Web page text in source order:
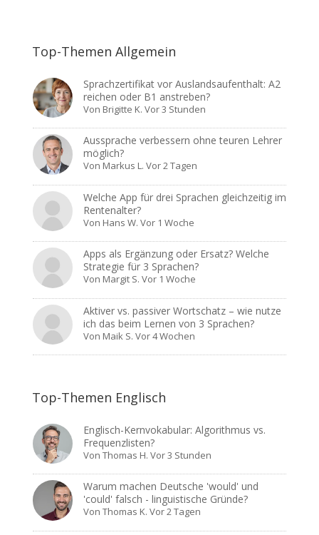
Top-Themen Allgemein
Sprachzertifikat vor Auslandsaufenthalt: A2
reichen oder B1 anstreben?
Von Brigitte K. Vor 3 Stunden
Aussprache verbessern ohne teuren Lehrer
möglich?
Von Markus L. Vor 2 Tagen
Welche App für drei Sprachen gleichzeitig im
Rentenalter?
Von Hans W. Vor 1 Woche
Apps als Ergänzung oder Ersatz? Welche
Strategie für 3 Sprachen?
Von Margit S. Vor 1 Woche
Aktiver vs. passiver Wortschatz – wie nutze
ich das beim Lernen von 3 Sprachen?
Von Maik S. Vor 4 Wochen
Top-Themen Englisch
Englisch-Kernvokabular: Algorithmus vs.
Frequenzlisten?
VonThomas H. Vor 3 Stunden
Warum machen Deutsche 'would' und
'could' falsch - linguistische Gründe?
VonThomas K. Vor 2 Tagen